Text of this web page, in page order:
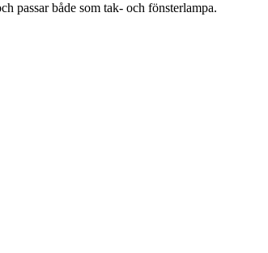
passar både som tak- och fönsterlampa.